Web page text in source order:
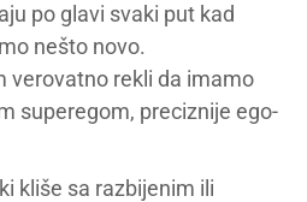
po glavi svaki put kad
nešto novo.
verovatno rekli da imamo
superegom, preciznije ego-
kliše sa razbijenim ili